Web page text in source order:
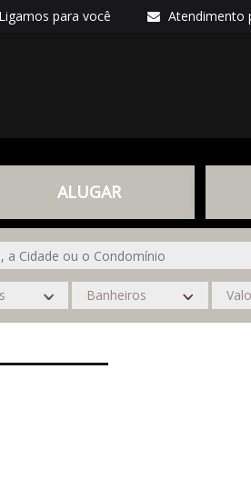
Ligamos para você Atendimento
ALUGAR